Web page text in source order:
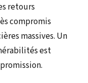
retours
compromis
massives. Un
est